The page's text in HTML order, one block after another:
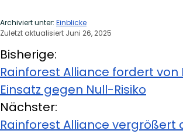
Archiviert unter: Einblicke
Zuletzt aktualisiert Juni 26, 2025
Bisherige:
Rainforest Alliance fordert
Einsatz gegen Null-Risiko
Nächster:
Rainforest Alliance vergrößert